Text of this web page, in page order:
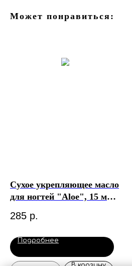
Может понравиться:
Сухое укрепляющее масло
для ногтей "Aloe", 15 мл.
285 р.
Подробнее